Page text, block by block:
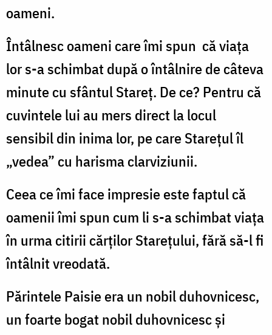
oameni.
Întâlnesc oameni care îmi spun că viaţa
lor s-a schimbat după o întâlnire de câteva
minute cu sfântul Stareţ. De ce? Pentru că
cuvintele lui au mers direct la locul
sensibil din inima lor, pe care Stareţul îl
„vedea” cu harisma clarviziunii.
Ceea ce îmi face impresie este faptul că
oamenii îmi spun cum li s-a schimbat viaţa
în urma citirii cărţilor Stareţului, fără să-l fi
întâlnit vreodată.
Părintele Paisie era un nobil duhovnicesc,
un foarte bogat nobil duhovnicesc şi